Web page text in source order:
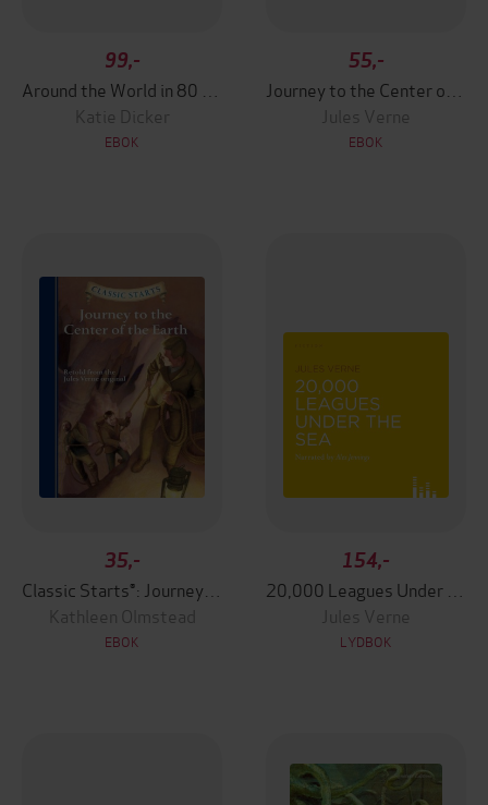
99,-
Katie Dicker
EBOK
55,-
Jules Verne
EBOK
35,-
Kathleen Olmstead
EBOK
154,-
Jules Verne
LYDBOK